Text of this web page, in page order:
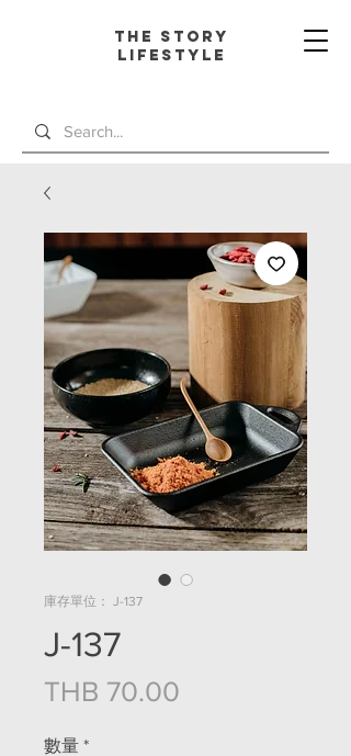
The Story
L ifestyle
庫存單位： J-137
J-137
THB 70.00
數量 *